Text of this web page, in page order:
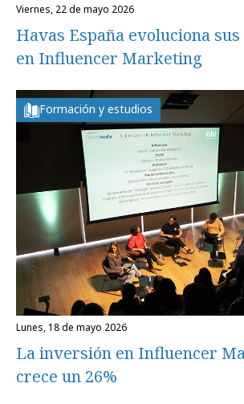
viernes, 22 de mayo 2026
Havas España evoluciona
en Influencer Marketing
Formación y estudios
lunes, 18 de mayo 2026
La inversión en Influencer
crece un 26%